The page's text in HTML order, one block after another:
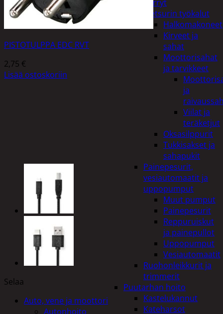
Kärryt
Metsurin työkalut
Halkomakoneet
Kirveet ja
sahat
Moottorisahat
ja tarvikkeet
ja
Viilat ja
teräketjut
Oksasilppurit
Tukkisakset ja
sahapukit
Painepesurit,
vesiautomaatit ja
uppopumput
Muut pumput
Painepesurit
Reppuruiskut
ja painepullot
Uppopumput
Vesiautomaatit
Ruohonleikkurit ja
trimmerit
Puutarhan hoito
Kastelukannut
Kateharsot
PISTOTULPPA EDC RVT
2,75 €
Lisää ostoskoriin
Selaa
Auto, vene ja moottori
Autonhoito